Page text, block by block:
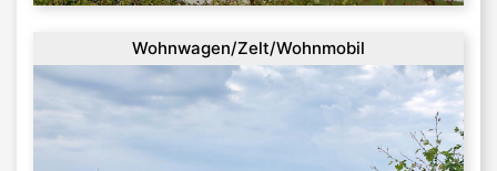
Wohnwagen/Zelt/Wohnmobil